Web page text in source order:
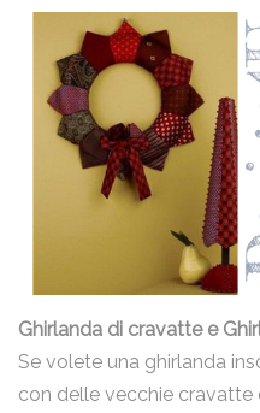
Ghirlanda di cravatte e
Se volete una ghirlanda
con delle vecchie